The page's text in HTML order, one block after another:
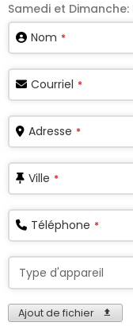
Samedi et Dimanche:
Nom *
Contact
Email *
Courriel *
Adresse *
Ville *
Téléphone *
Ajout de fichier